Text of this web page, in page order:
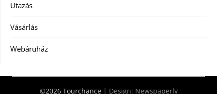
Utazás
Vásárlás
Webáruház
©2026 Tourchance | Design: Newspaperly